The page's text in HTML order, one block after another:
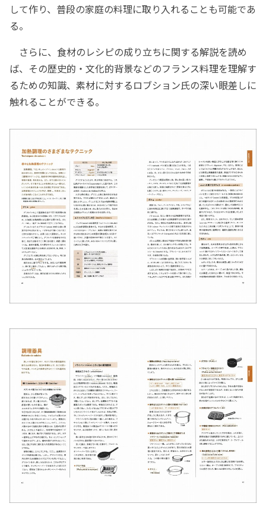
して作り、普段の家庭の料理に取り入れることも可能であ
る。
さらに、食材のレシピの成り立ちに関する解説を読め
ば、その歴史的・文化的背景などのフランス料理を理解す
るための知識、素材に対するロブション氏の深い眼差しに
触れることができる。